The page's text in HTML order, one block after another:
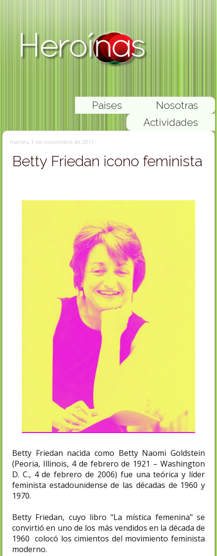
Nosotras
Paises
Actividades
martes, 1 de noviembre de 2011
Betty Friedan icono feminista
Betty Friedan nacida como Betty Naomi Goldstein
(Peoria, Illinois, 4 de febrero de 1921 – Washington
D. C., 4 de febrero de 2006) fue una teórica y líder
feminista estadounidense de las décadas de 1960 y
1970.
Betty Friedan, cuyo libro "La mística femenina" se
convirtió en uno de los más vendidos en la década de
1960 colocó los cimientos del movimiento feminista
moderno.